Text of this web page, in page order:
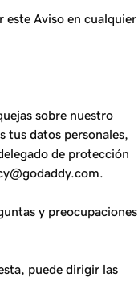
este Aviso en cualquier
sobre nuestro
tus datos personales,
de protección
y preocupaciones
puede dirigir las